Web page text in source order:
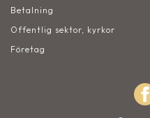
Betalning
Offentlig sektor, kyrkor
Företag